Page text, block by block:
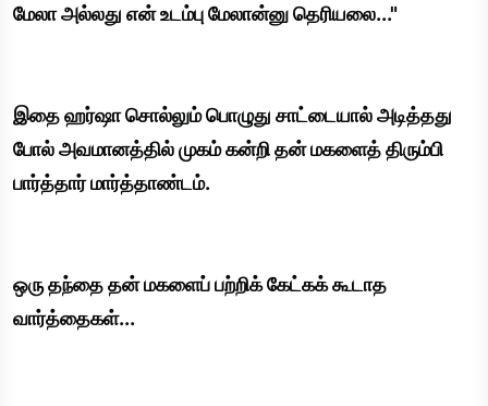
மேலா அல்லது என் உடம்பு மேலான்னு தெரியலை..."
இதை ஹர்ஷா சொல்லும் பொழுது சாட்டையால் அடித்தது
போல் அவமானத்தில் முகம் கன்றி தன் மகளைத் திரும்பி
பார்த்தார் மார்த்தாண்டம்.
ஒரு தந்தை தன் மகளைப் பற்றிக் கேட்கக் கூடாத
வார்த்தைகள்...